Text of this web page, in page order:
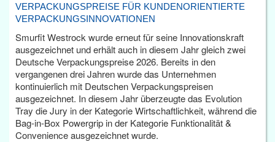
VERPACKUNGSPREISE FÜR KUNDENORIENTIERTE
VERPACKUNGSINNOVATIONEN
Smurfit Westrock wurde erneut für seine Innovationskraft
ausgezeichnet und erhält auch in diesem Jahr gleich zwei
Deutsche Verpackungspreise 2026. Bereits in den
vergangenen drei Jahren wurde das Unternehmen
kontinuierlich mit Deutschen Verpackungspreisen
ausgezeichnet. In diesem Jahr überzeugte das Evolution
Tray die Jury in der Kategorie Wirtschaftlichkeit, während die
Bag-in-Box Powergrip in der Kategorie Funktionalität &
Convenience ausgezeichnet wurde.